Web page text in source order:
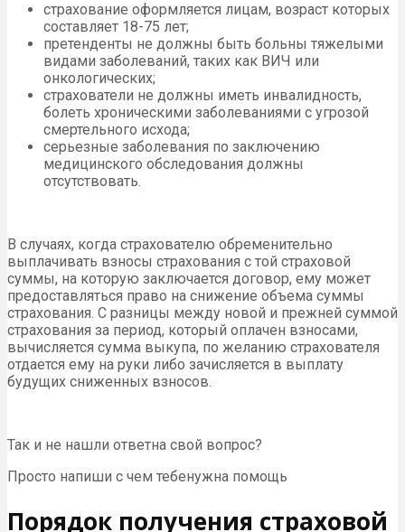
страхование оформляется лицам, возраст которых
составляет 18-75 лет;
претенденты не должны быть больны тяжелыми
видами заболеваний, таких как ВИЧ или
онкологических;
страхователи не должны иметь инвалидность,
болеть хроническими заболеваниями с угрозой
смертельного исхода;
серьезные заболевания по заключению
медицинского обследования должны
отсутствовать.
В случаях, когда страхователю обременительно
выплачивать взносы страхования с той страховой
суммы, на которую заключается договор, ему может
предоставляться право на снижение объема суммы
страхования. С разницы между новой и прежней суммой
страхования за период, который оплачен взносами,
вычисляется сумма выкупа, по желанию страхователя
отдается ему на руки либо зачисляется в выплату
будущих сниженных взносов.
Так и не нашли ответна свой вопрос?
Просто напиши с чем тебенужна помощь
Порядок получения страховой